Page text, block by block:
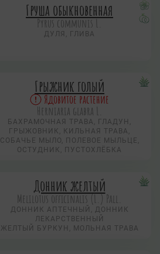
Груша обыкновенная
Pyrus communis L.
ДУЛЯ, ГЛИВА
Грыжник голый
Ядовитое растение
Herniaria glabra L.
БАХРАМОЧНАЯ ТРАВА, ГЛАДУН,
ГРЫЖОВНИК, КИЛЬНАЯ ТРАВА,
СОБАЧЬЕ МЫЛО, ПОЛЕВОЕ МЫЛЬЦЕ,
ОСТУДНИК, ПУСТОХЛЁБКА
Донник желтый
Melilotus officinalis (L.) Pall.
ДОННИК АПТЕЧНЫЙ, ДОННИК
ЛЕКАРСТВЕННЫЙ
ЖЕЛТЫЙ БУРКУН, МОЛЬНАЯ ТРАВА